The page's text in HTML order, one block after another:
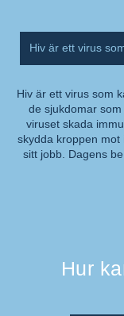
Hiv är ett virus
Kommentar:
Hiv är ett virus som
de sjukdomar
viruset skada
skydda kroppen
sitt jobb. Dagens
Hur